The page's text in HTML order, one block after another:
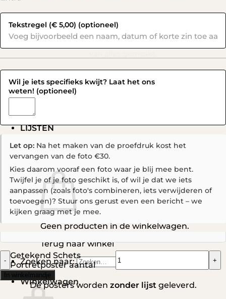
Wij maken het!
LAAT HET ONS WETEN! →
kwaliteit! Echt onwijs blij mee!" — Lindsay
LIJSTEN
♥Professionele Fotobewerking
Zoeken naar:
Geen producten in de winkelwagen.
Terug naar winkel
Zoeken naar:
Winkelwagen
Tekstregel (€ 5,00) (optioneel)
Wil je iets specifieks kwijt? Laat het ons
weten! (optioneel)
Let op:Na het maken van de proefdruk kost het
vervangen van de foto €30.
Kies daarom vooraf een foto waar je blij mee bent.
Twijfel je of je foto geschikt is, of wil je dat we iets
aanpassen (zoals foto's combineren, iets verwijderen of
toevoegen)? Stuur ons gerust even een bericht – we
kijken graag met je mee.
Getekend Schets
Portretposter aantal
In winkelmandje
De posters worden zonder lijstgeleverd.